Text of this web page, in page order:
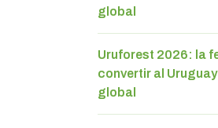
global
Uruforest 2026: la
convertir al
global